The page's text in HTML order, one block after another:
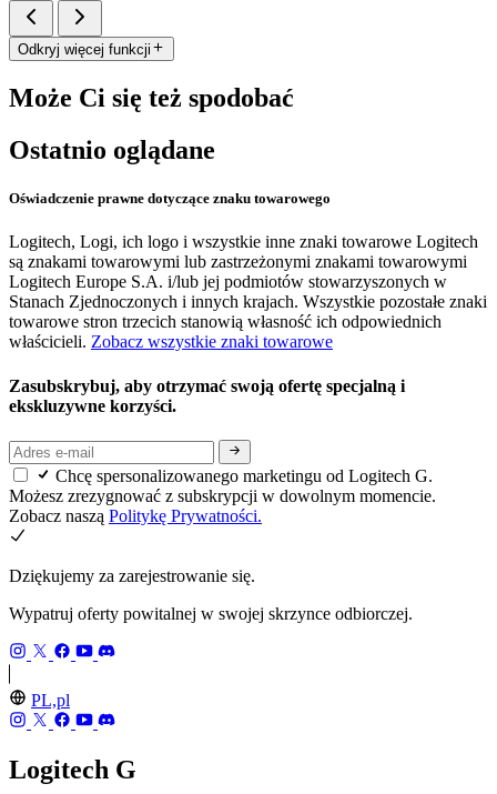
Odkryj więcej funkcji
Może Ci się też spodobać
Ostatnio oglądane
Oświadczenie prawne dotyczące znaku towarowego
Logitech, Logi, ich logo i wszystkie inne znaki towarowe Logitech
są znakami towarowymi lub zastrzeżonymi znakami towarowymi
Logitech Europe S.A. i/lub jej podmiotów stowarzyszonych w
Stanach Zjednoczonych i innych krajach. Wszystkie pozostałe znaki
towarowe stron trzecich stanowią własność ich odpowiednich
właścicieli. Zobacz wszystkie znaki towarowe
Zasubskrybuj, aby otrzymać swoją ofertę specjalną i
ekskluzywne korzyści.
Chcę spersonalizowanego marketingu od Logitech G.
Możesz zrezygnować z subskrypcji w dowolnym momencie.
Zobacz naszą Politykę Prywatności.
Dziękujemy za zarejestrowanie się.
Wypatruj oferty powitalnej w swojej skrzynce odbiorczej.
PL,pl
Logitech G